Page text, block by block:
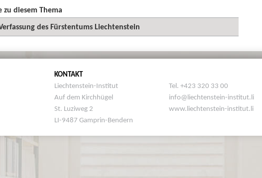
diesem Thema
des Fürstentums Liechtenstein
KONTAKT
Liechtenstein-Institut
Auf dem Kirchhügel
St. Luziweg 2
LI-9487 Gamprin-Bendern
Tel. +423 320 33 00
info@liechtenstein-institut.li
www.liechtenstein-institut.li